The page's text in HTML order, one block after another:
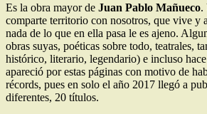
Es la obra mayor de Juan Pablo Mañueco.
comparte territorio con nosotros, que vive y
nada de lo que en ella pasa le es ajeno.
obras suyas, poéticas sobre todo, teatrales,
histórico, literario, legendario) e incluso
apareció por estas páginas con motivo de
récords, pues en solo el año 2017 llegó a
diferentes, 20 títulos.